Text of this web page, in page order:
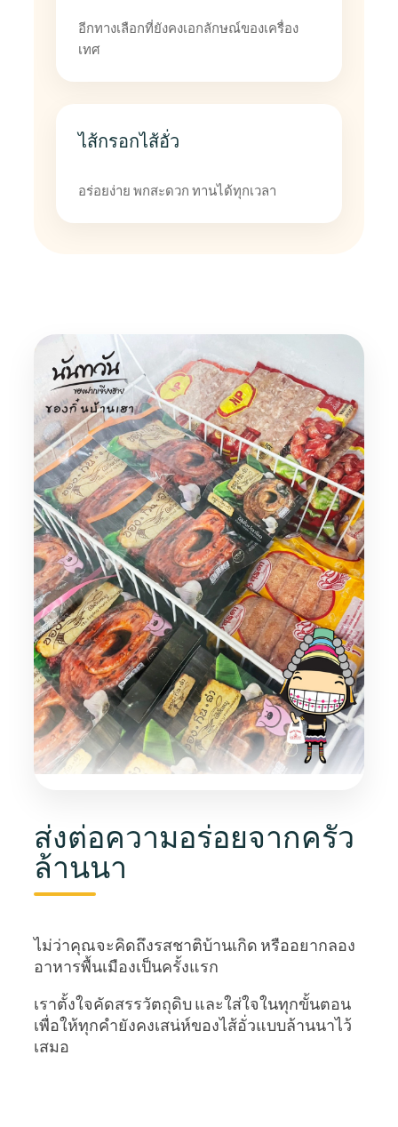
อีกทางเลือกที่ยังคงเอกลักษณ์ของเครื่อง
เทศ
ไส้กรอกไส้อั่ว
อร่อยง่าย พกสะดวก ทานได้ทุกเวลา
ส่งต่อความอร่อยจากครัว
ล้านนา
ไม่ว่าคุณจะคิดถึงรสชาติบ้านเกิด หรืออยากลอง
อาหารพื้นเมืองเป็นครั้งแรก
เราตั้งใจคัดสรรวัตถุดิบ และใส่ใจในทุกขั้นตอน
เพื่อให้ทุกคำยังคงเสน่ห์ของไส้อั่วแบบล้านนาไว้
เสมอ